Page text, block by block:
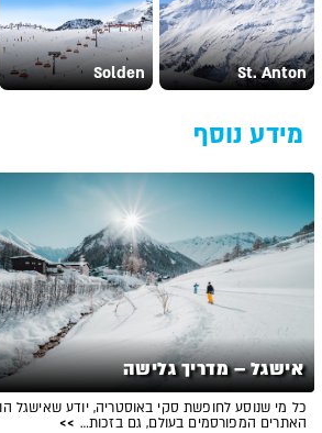
St. Anton
Solden
מידע נוסף
אישגל – מדריך גלישה
כל מי שנוסע לחופשת סקי באוסטריה, יודע שאישגל
האתרים המפורסמים בעולם, גם בזכות… >>